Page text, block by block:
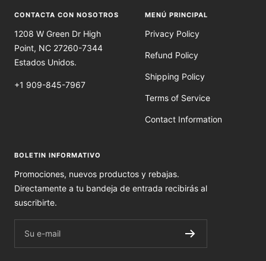
CONTACTA CON NOSOTROS
1208 W Green Dr High
Point, NC 27260-7344
Estados Unidos.
+1 909-845-7967
MENÚ PRINCIPAL
Privacy Policy
Refund Policy
Shipping Policy
Terms of Service
Contact Information
BOLETIN INFORMATIVO
Promociones, nuevos productos y rebajas.
Directamente a tu bandeja de entrada recibirás al
suscribirte.
Su e-mail